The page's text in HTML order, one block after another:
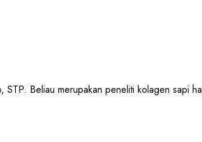
Beliau merupakan peneliti kolagen sapi